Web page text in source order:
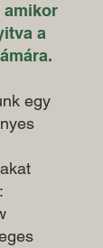
amikor
a
egy